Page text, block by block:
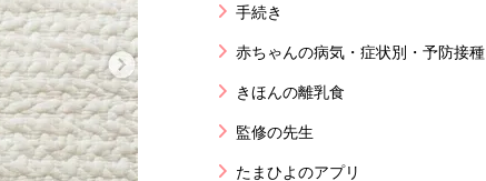
手続き
赤ちゃんの病気・症状別・予防接種
きほんの離乳食
監修の先生
たまひよのアプリ